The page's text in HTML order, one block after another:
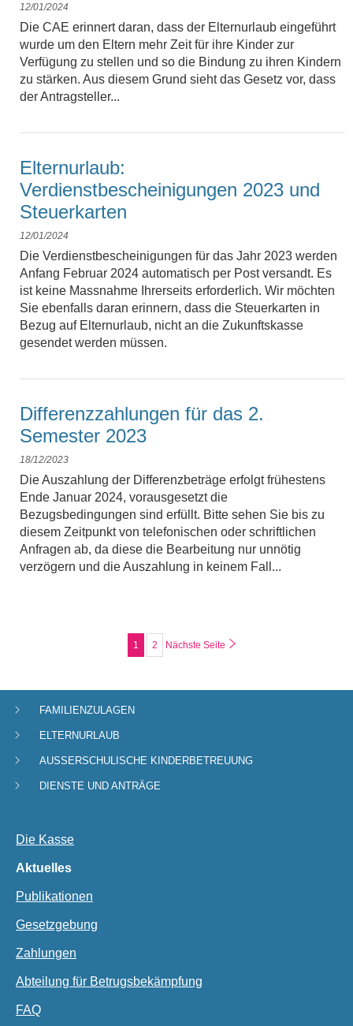
12/01/2024
Die CAE erinnert daran, dass der Elternurlaub eingeführt
wurde um den Eltern mehr Zeit für ihre Kinder zur
Verfügung zu stellen und so die Bindung zu ihren Kindern
zu stärken. Aus diesem Grund sieht das Gesetz vor, dass
der Antragsteller...
Elternurlaub:
Verdienstbescheinigungen 2023 und
Steuerkarten
12/01/2024
Die Verdienstbescheinigungen für das Jahr 2023 werden
Anfang Februar 2024 automatisch per Post versandt. Es
ist keine Massnahme Ihrerseits erforderlich. Wir möchten
Sie ebenfalls daran erinnern, dass die Steuerkarten in
Bezug auf Elternurlaub, nicht an die Zukunftskasse
gesendet werden müssen.
Differenzzahlungen für das 2.
Semester 2023
18/12/2023
Die Auszahlung der Differenzbeträge erfolgt frühestens
Ende Januar 2024, vorausgesetzt die
Bezugsbedingungen sind erfüllt. Bitte sehen Sie bis zu
diesem Zeitpunkt von telefonischen oder schriftlichen
Anfragen ab, da diese die Bearbeitung nur unnötig
verzögern und die Auszahlung in keinem Fall...
Seite
1 Seite
2 Nächste Seite
Navigationsmenü
FAMILIENZULAGEN
ELTERNURLAUB
AUSSERSCHULISCHE KINDERBETREUUNG
DIENSTE UND ANTRÄGE
Die Kasse
Aktuelles
Publikationen
Gesetzgebung
Zahlungen
Abteilung für Betrugsbekämpfung
FAQ